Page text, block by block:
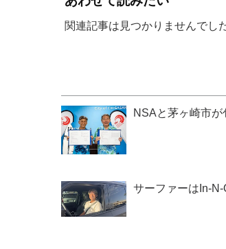
関連記事は見つかりませんでした
NSAと茅ヶ崎市
サーファーはIn-